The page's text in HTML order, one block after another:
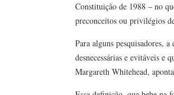
Constituição de 1988 – no
preconceitos ou privilégios
Para alguns pesquisadores,
desnecessárias e evitáveis e
Margareth Whitehead,